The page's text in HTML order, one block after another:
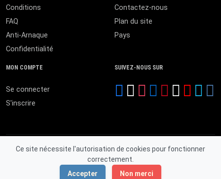
Ce site nécessite l'autorisation de cookies pour fonctionner
correctement.
Accepter
Non merci
Conditions
FAQ
Anti-Arnaque
Confidentialité
Contactez-nous
Plan du site
Pays
MON COMPTE
Se connecter
S'inscrire
SUIVEZ-NOUS SUR
© 2026 MALI ANNONCES. Tous droits réservés.